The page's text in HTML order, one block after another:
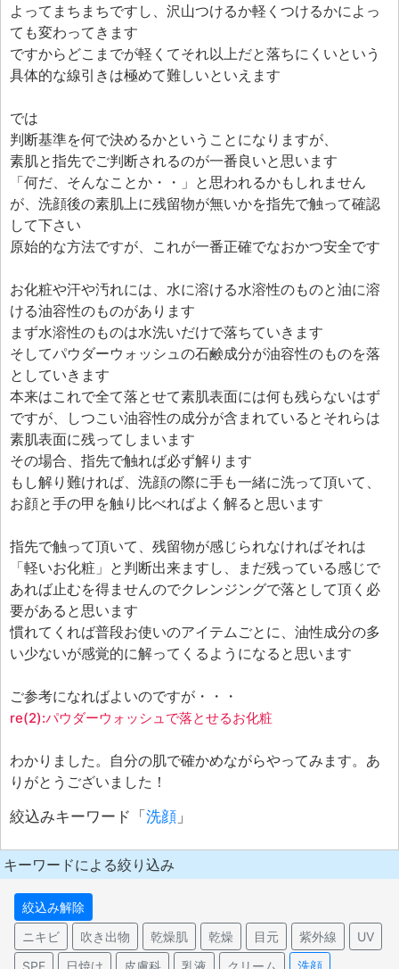
よってまちまちですし、沢山つけるか軽くつけるかによっ
ても変わってきます
ですからどこまでが軽くてそれ以上だと落ちにくいという
具体的な線引きは極めて難しいといえます
では
判断基準を何で決めるかということになりますが、
素肌と指先でご判断されるのが一番良いと思います
「何だ、そんなことか・・」と思われるかもしれません
が、洗顔後の素肌上に残留物が無いかを指先で触って確認
して下さい
原始的な方法ですが、これが一番正確でなおかつ安全です
お化粧や汗や汚れには、水に溶ける水溶性のものと油に溶
ける油容性のものがあります
まず水溶性のものは水洗いだけで落ちていきます
そしてパウダーウォッシュの石鹸成分が油容性のものを落
としていきます
本来はこれで全て落とせて素肌表面には何も残らないはず
ですが、しつこい油容性の成分が含まれているとそれらは
素肌表面に残ってしまいます
その場合、指先で触れば必ず解ります
もし解り難ければ、洗顔の際に手も一緒に洗って頂いて、
お顔と手の甲を触り比べればよく解ると思います
指先で触って頂いて、残留物が感じられなければそれは
「軽いお化粧」と判断出来ますし、まだ残っている感じで
あれば止むを得ませんのでクレンジングで落として頂く必
要があると思います
慣れてくれば普段お使いのアイテムごとに、油性成分の多
い少ないが感覚的に解ってくるようになると思います
ご参考になればよいのですが・・・
re(2):パウダーウォッシュで落とせるお化粧
わかりました。自分の肌で確かめながらやってみます。あ
りがとうございました！
絞込みキーワード「 洗顔 」
キーワードによる絞り込み
絞込み解除
ニキビ
吹き出物 乾燥肌 乾燥 目元 紫外線
UV
SPF
日焼け 皮膚科 乳液 クリーム 洗顔